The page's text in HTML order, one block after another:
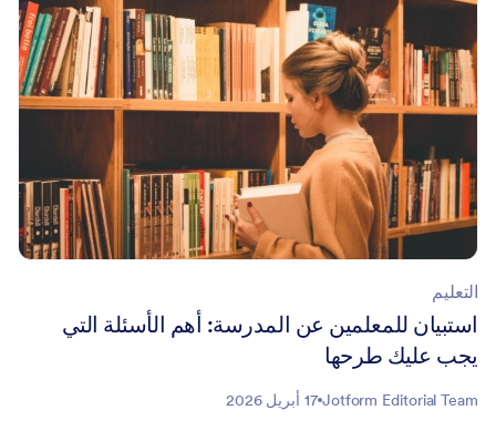
التعليم
استبيان للمعلمين عن المدرسة: أهم الأسئلة التي
يجب عليك طرحها
Jotform Editorial Team 17 أبريل 2026